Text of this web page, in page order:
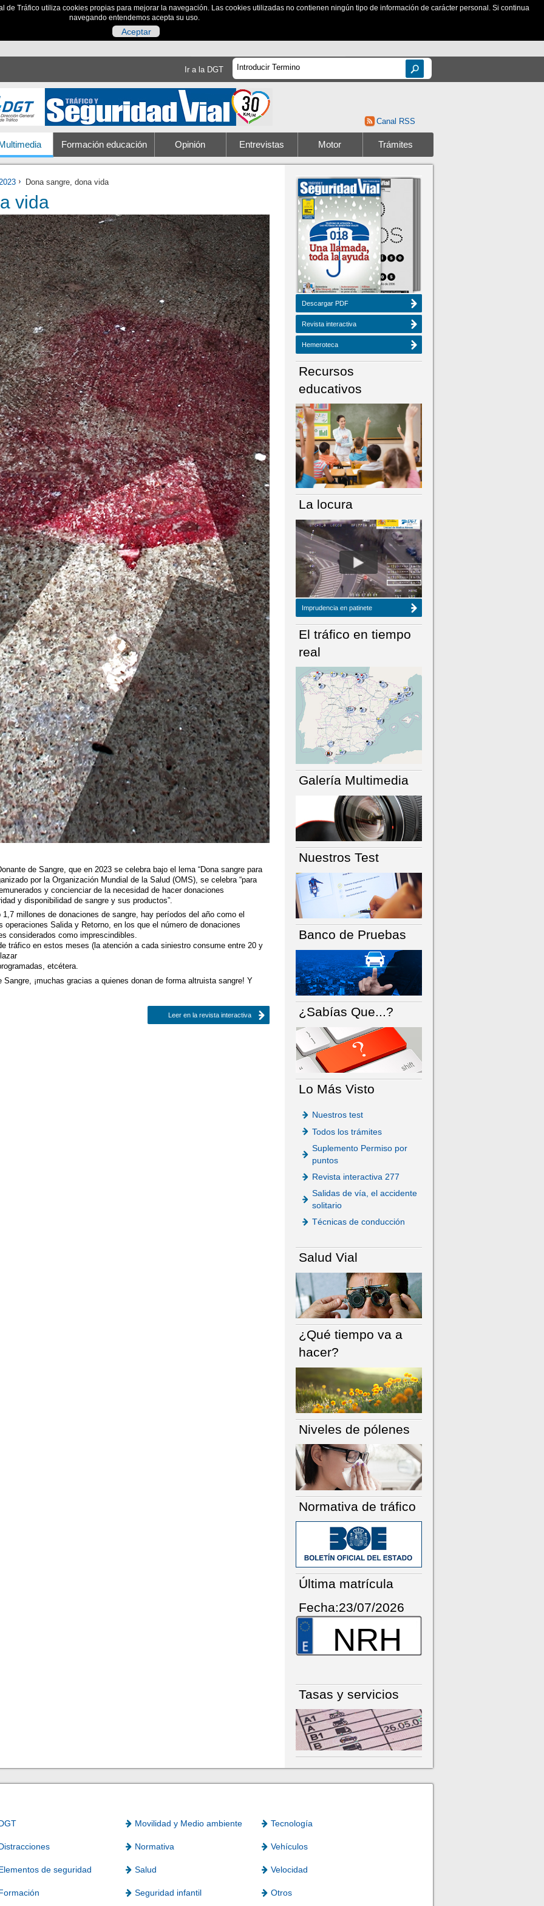
de Tráfico utiliza cookies propias para mejorar la navegación. Las cookies utilizadas no contienen ningún tipo de información de carácter personal. Si continua
navegando entendemos acepta su uso.
Aceptar
Ir a la DGT
Canal RSS
Multimedia Formación educación Opinión Entrevistas Motor Trámites
2023 Dona sangre, dona vida
vida
de Sangre, que en 2023 se celebra bajo el lema “Dona sangre para
por la Organización Mundial de la Salud (OMS), se celebra “para
y concienciar de la necesidad de hacer donaciones
y disponibilidad de sangre y sus productos”.
millones de donaciones de sangre, hay períodos del año como el
Salida y Retorno, en los que el número de donaciones
considerados como imprescindibles.
tráfico en estos meses (la atención a cada siniestro consume entre 20 y
etcétera.
¡muchas gracias a quienes donan de forma altruista sangre! Y
Leer en la revista interactiva
NÚMERO ACTUAL HEMEROTECA
Descargar PDF
Revista interactiva
Hemeroteca
Recursos
educativos
La locura
Imprudencia en patinete
El tráfico en tiempo
real
Galería Multimedia
Nuestros Test
Banco de Pruebas
¿Sabías Que...?
Lo Más Visto
Nuestros test
Todos los trámites
Suplemento Permiso por
puntos
Revista interactiva 277
Salidas de vía, el accidente
solitario
Técnicas de conducción
Salud Vial
¿Qué tiempo va a
hacer?
Niveles de pólenes
Normativa de tráfico
Última matrícula
Fecha:23/07/2026
NRH
Tasas y servicios
Movilidad y Medio ambiente Tecnología
Normativa Vehículos
de seguridad Salud Velocidad
Seguridad infantil Otros